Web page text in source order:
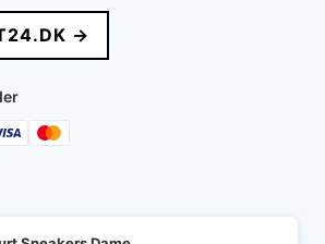
pris
er:
→